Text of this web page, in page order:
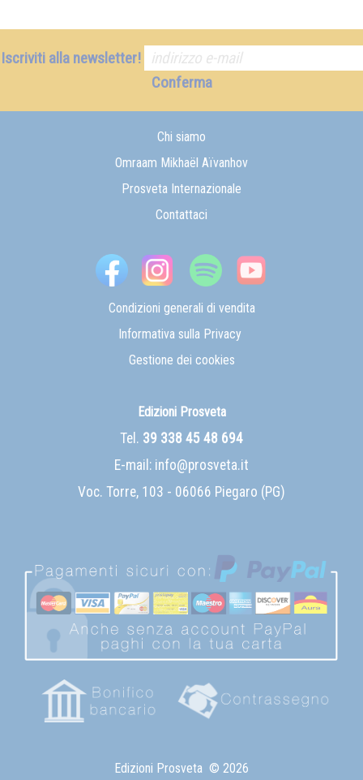
Iscriviti alla newsletter!
Conferma
Chi siamo
Omraam Mikhaël Aïvanhov
Prosveta Internazionale
Contattaci
Condizioni generali di vendita
Informativa sulla Privacy
Gestione dei cookies
Edizioni Prosveta
Tel. 39 338 45 48 694
E-mail: info@prosveta.it
Voc. Torre, 103 - 06066 Piegaro (PG)
Edizioni Prosveta © 2026